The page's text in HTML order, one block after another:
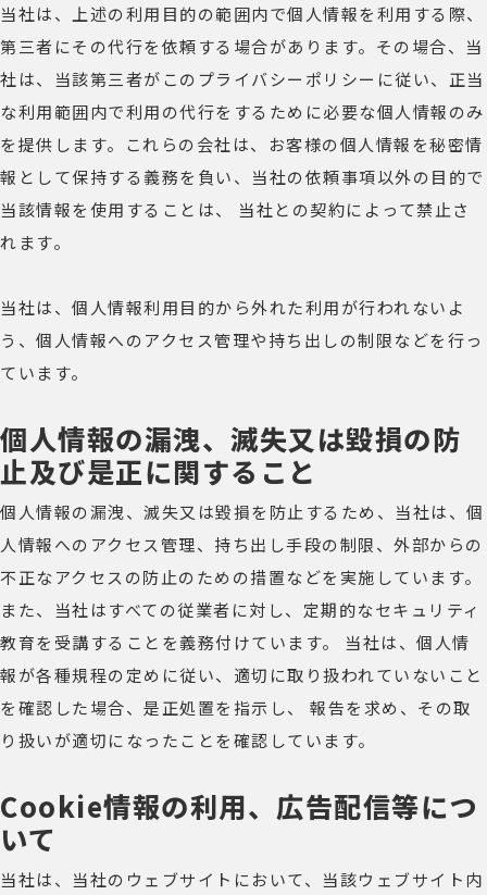
当社は、上述の利用目的の範囲内で個人情報を利用する際、
第三者にその代行を依頼する場合があります。その場合、当
社は、当該第三者がこのプライバシーポリシーに従い、正当
な利用範囲内で利用の代行をするために必要な個人情報のみ
を提供します。これらの会社は、お客様の個人情報を秘密情
報として保持する義務を負い、当社の依頼事項以外の目的で
当該情報を使用することは、 当社との契約によって禁止さ
れます。
当社は、個人情報利用目的から外れた利用が行われないよ
う、個人情報へのアクセス管理や持ち出しの制限などを行っ
ています。
個人情報の漏洩、滅失又は毀損の防
止及び是正に関すること
個人情報の漏洩、滅失又は毀損を防止するため、当社は、個
人情報へのアクセス管理、持ち出し手段の制限、外部からの
不正なアクセスの防止のための措置などを実施しています。
また、当社はすべての従業者に対し、定期的なセキュリティ
教育を受講することを義務付けています。 当社は、個人情
報が各種規程の定めに従い、適切に取り扱われていないこと
を確認した場合、是正処置を指示し、 報告を求め、その取
り扱いが適切になったことを確認しています。
Cookie情報の利用、広告配信等につ
いて
当社は、当社のウェブサイトにおいて、当該ウェブサイト内